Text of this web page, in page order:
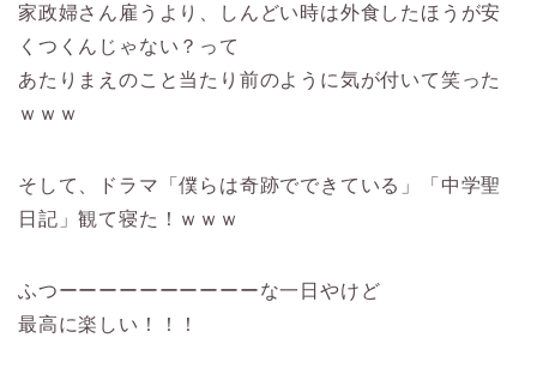
家政婦さん雇うより、しんどい時は外食したほうが安
くつくんじゃない？って
あたりまえのこと当たり前のように気が付いて笑った
ｗｗｗ
そして、ドラマ「僕らは奇跡でできている」「中学聖
日記」観て寝た！ｗｗｗ
ふつーーーーーーーーーーな一日やけど
最高に楽しい！！！